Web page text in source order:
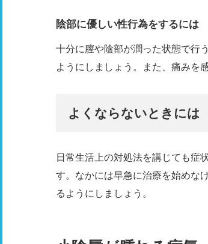
陰部に優しい性行為をするには
十分に膣や陰部が潤った状態で行
ようにしましょう。また、痛みを
よくならないときには
日常生活上の対処法を講じても症
す。なかには早急に治療を始めな
るようにしましょう。